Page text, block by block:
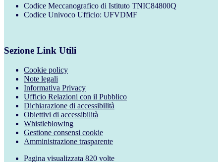
Codice Meccanografico di Istituto TNIC84800Q
Codice Univoco Ufficio: UFVDMF
Sezione Link Utili
Cookie policy
Note legali
Informativa Privacy
Ufficio Relazioni con il Pubblico
Dichiarazione di accessibilità
Obiettivi di accessibilità
Whistleblowing
Gestione consensi cookie
Amministrazione trasparente
Pagina visualizzata 820 volte